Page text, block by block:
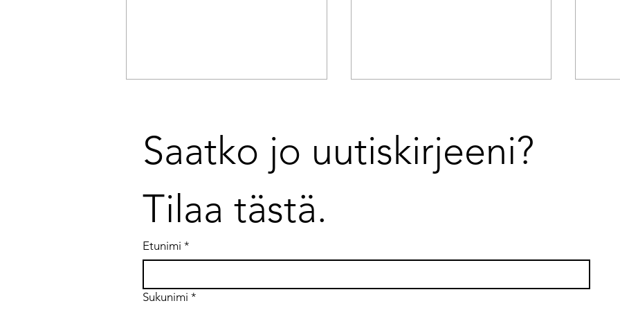
Johdatko tavoitteita vai
Saatko jo uutiskirjeeni?
Tilaa tästä.
Etunimi *
Sukunimi *